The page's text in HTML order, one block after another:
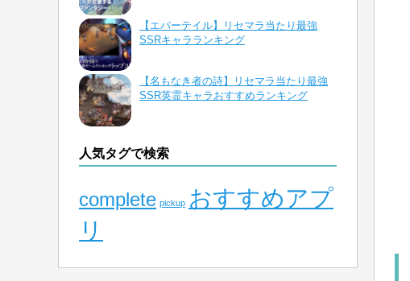
【エバーテイル】リセマラ当たり最強
SSRキャラランキング
【名もなき者の詩】リセマラ当たり最強
SSR英霊キャラおすすめランキング
人気タグで検索
complete pickup おすすめアプ
リ